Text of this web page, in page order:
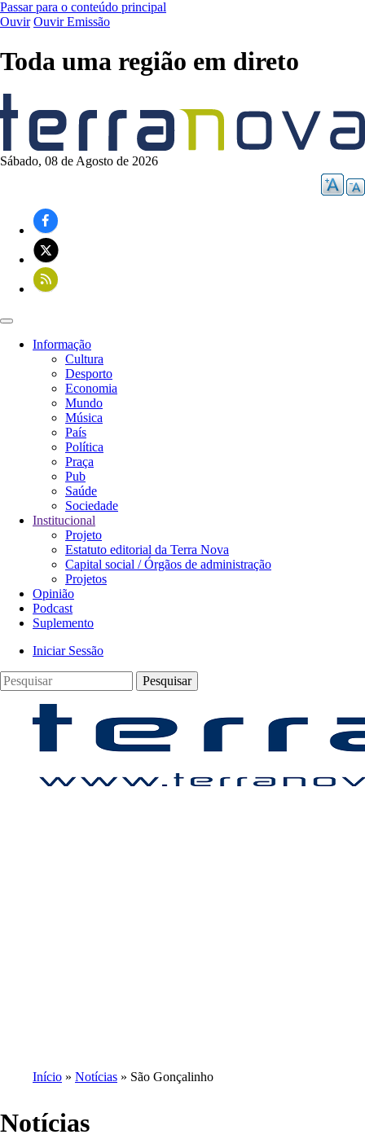
Passar para o conteúdo principal
Ouvir Ouvir Emissão
Toda uma região em direto
Sábado, 08 de Agosto de 2026
Navegação
principal
Informação
Cultura
Desporto
Economia
Mundo
Música
País
Política
Praça
Pub
Saúde
Sociedade
Institucional
Projeto
Estatuto editorial da Terra Nova
Capital social / Órgãos de administração
Projetos
Opinião
Podcast
Suplemento
Menu
de
utilizador
Iniciar Sessão
Pesquisar
estrutural
Início Notícias São Gonçalinho
Notícias